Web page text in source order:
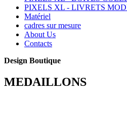
PIXELS XL - LIVRETS
Matériel
cadres sur mesure
About Us
Contacts
Design Boutique
MEDAILLONS